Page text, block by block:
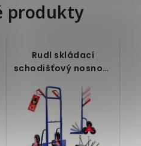
produkty
Rudl skládací
schodišťový nosnost